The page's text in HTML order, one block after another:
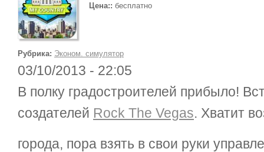
Цена:: бесплатно
Рубрика: Эконом. симулятор
03/10/2013 - 22:05
В полку градостроителей прибыло!
создателей Rock The Vegas. Хватит
города, пора взять в свои руки